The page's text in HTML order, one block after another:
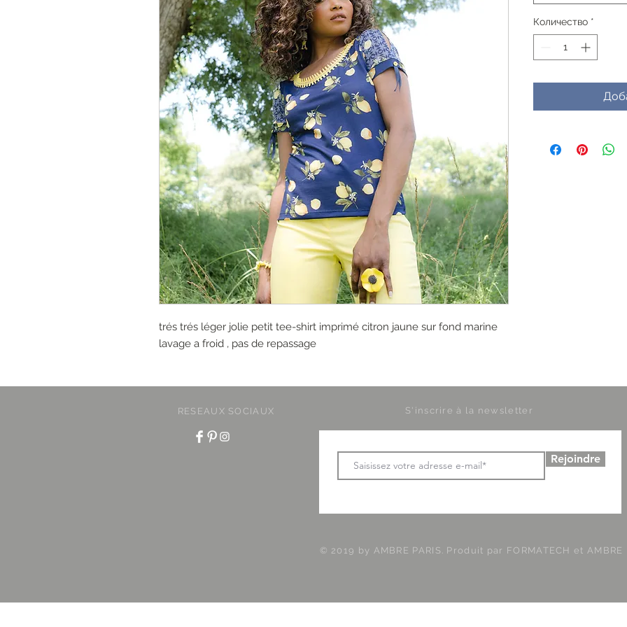
trés trés léger jolie petit tee-shirt imprimé citron jaune sur fond marine
lavage a froid , pas de repassage
Количество *
RESEAUX SOCIAUX S'inscrire à la newsletter
Rejoindre
© 2019 by AMBRE PARIS. Produit par FORMATECH et AMBRE